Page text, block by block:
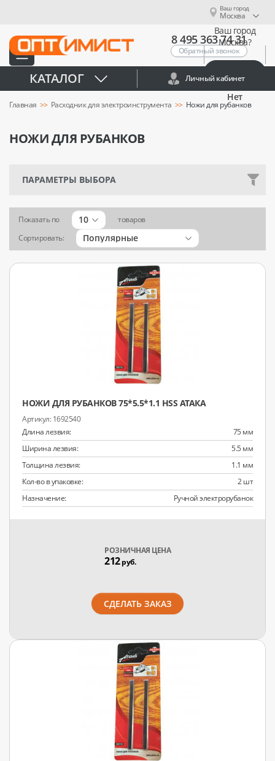
Ваш город
Москва
Ваш город
Москва?
Нет
8 495 363 74 31
Обратный звонок
КАТАЛОГ Личный кабинет
Главная Расходник для электроинструмента Ножи для рубанков
НОЖИ ДЛЯ РУБАНКОВ
ПАРАМЕТРЫ ВЫБОРА
Показать по 10
товаров
Сортировать:
Популярные
НОЖИ ДЛЯ РУБАНКОВ 75*5.5*1.1 HSS АТАКА
1692540
Длина лезвия:
75 мм
Ширина лезвия:
5.5 мм
Толщина лезвия:
1.1 мм
Кол-во в упаковке:
2 шт
Назначение:
Ручной электрорубанок
РОЗНИЧНАЯ ЦЕНА
212руб.
СДЕЛАТЬ ЗАКАЗ